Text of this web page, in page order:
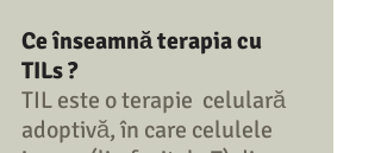
Ce înseamnă terapia cu
TILs ?
TIL este o terapie  celulară
adoptivă, în care celulele